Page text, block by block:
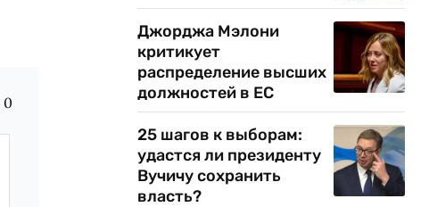
0
Джорджа Мэлони
критикует
распределение высших
должностей в ЕС
25 шагов к выборам:
удастся ли президенту
Вучичу сохранить
власть?